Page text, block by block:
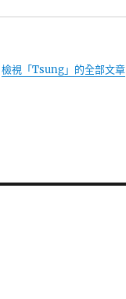
檢視「Tsung」的全部文章